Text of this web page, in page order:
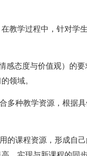
教学过程中，针对学
感态度与价值观）的
领域。
多种教学资源，根据
的课程资源，形成自